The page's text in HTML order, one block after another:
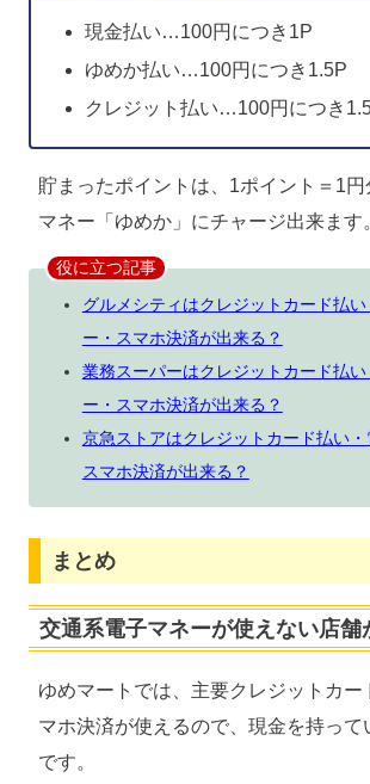
現金払い…100円につき1P
ゆめか払い…100円につき1.5P
クレジット払い…100円につき
貯まったポイントは、1ポイント＝1
マネー「ゆめか」にチャージ出来ます
役に立つ記事
グルメシティはクレジットカード払
ー・スマホ決済が出来る？
業務スーパーはクレジットカード払
ー・スマホ決済が出来る？
京急ストアはクレジットカード払い・
スマホ決済が出来る？
まとめ
交通系電子マネーが使えない店舗
ゆめマートでは、主要クレジットカー
マホ決済が使えるので、現金を持って
です。